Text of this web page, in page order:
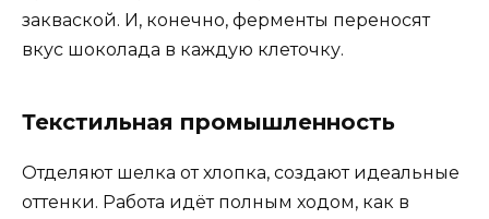
закваской. И, конечно, ферменты переносят
вкус шоколада в каждую клеточку.
Текстильная промышленность
Отделяют шелка от хлопка, создают идеальные
оттенки. Работа идёт полным ходом, как в